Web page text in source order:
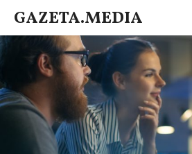
GAZETA.MEDIA